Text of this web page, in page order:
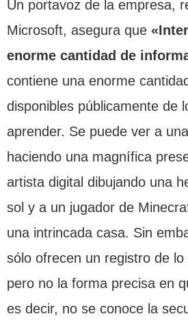
Un portavoz de la empresa,
Microsoft, asegura que
enorme cantidad de
contiene una enorme
disponibles públicamente de
aprender. Se puede ver a
haciendo una magnífica
artista digital dibujando una
sol y a un jugador de
una intrincada casa. Sin
sólo ofrecen un registro de lo
pero no la forma precisa en
es decir, no se conoce la